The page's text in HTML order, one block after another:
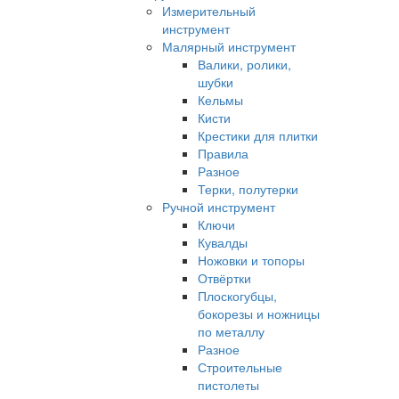
Измерительный
инструмент
Малярный инструмент
Валики, ролики,
шубки
Кельмы
Кисти
Крестики для плитки
Правила
Разное
Терки, полутерки
Ручной инструмент
Ключи
Кувалды
Ножовки и топоры
Отвёртки
Плоскогубцы,
бокорезы и ножницы
по металлу
Разное
Строительные
пистолеты